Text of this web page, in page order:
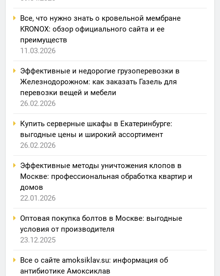
Все, что нужно знать о кровельной мембране
KRONOX: обзор официального сайта и ее
преимуществ
11.03.2026
Эффективные и недорогие грузоперевозки в
Железнодорожном: как заказать Газель для
перевозки вещей и мебели
26.02.2026
Купить серверные шкафы в Екатеринбурге:
выгодные цены и широкий ассортимент
26.02.2026
Эффективные методы уничтожения клопов в
Москве: профессиональная обработка квартир и
домов
22.01.2026
Оптовая покупка болтов в Москве: выгодные
условия от производителя
23.12.2025
Все о сайте amoksiklav.su: информация об
антибиотике Амоксиклав